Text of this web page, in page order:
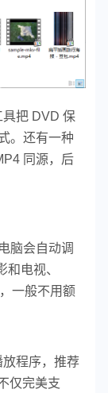
把 DVD 保
。 还有一种
同源，后
脑会自动调
电视、
一般不用额
程序，推荐
仅完美支